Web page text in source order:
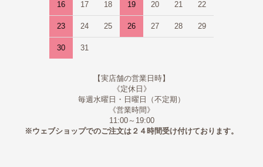
16 17 18 19 20 21 22
23 24 25 26 27 28 29
30 31
【実店舗の営業日時】
《定休日》
毎週水曜日・日曜日（不定期）
《営業時間》
11:00～19:00
※ウェブショップでのご注文は２４時間受け付けております。